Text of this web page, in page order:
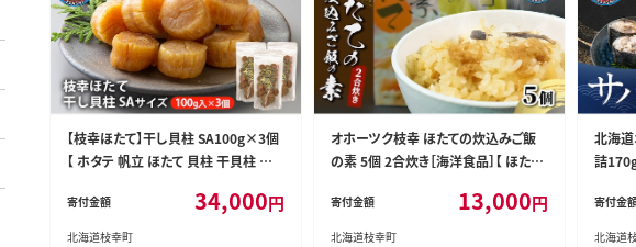
【枝幸ほたて】干し貝柱 SA100g×3個
【 ホタテ 帆立 ほたて 貝柱 干貝柱 干し
ホーツク 枝幸 】
寄付金額 34,000円
北海道枝幸町
オホーツク枝幸 ほたての炊込みご飯
の素 5個 2合炊き［海洋食品］【 ほたて
貝類 加工食品 北海道 オホーツク 枝
幸 】
寄付金額 13,000円
北海道枝幸町
北海
詰
缶詰
貝 魚
寄付金
北海道